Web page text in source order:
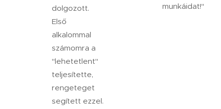
dolgozott.
Első
alkalommal
számomra a
"lehetetlent"
teljesítette,
rengeteget
segített ezzel.
munkáidat!"